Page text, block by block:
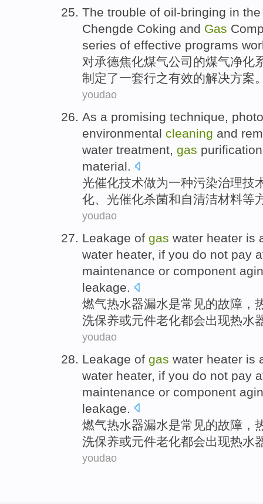
The trouble of oil-bringing in
Chengde Coking and Gas
series of effective programs
对承德焦化煤气公司 的煤气净化
制定了一套行之有效的解决方案
youdao
As a promising technique,
environmental cleaning and
water treatment, gas purification
material.
光催化技术做为一种污染治理技
化、光催化杀菌和 自清洁材料等
youdao
Leakage of gas water heater is
water heater, if you do not pay
maintenance or component
leakage.
燃气热水器漏水是常见的故障 ，
洗保养或元件老化都会出现热水
youdao
Leakage of gas water heater is
water heater, if you do not pay
maintenance or component
leakage.
燃气热水器漏水是常见的故障 ，
洗保养或元件老化都会出现热水
youdao